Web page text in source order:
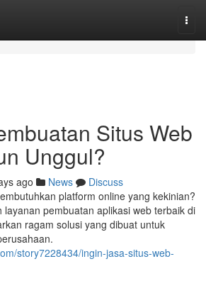
Situs Web
Unggul?
ago News
Discuss
platform online yang kekinian?
layanan pembuatan aplikasi web terbaik di
ragam solusi yang dibuat untuk
story7228434/ingin-jasa-situs-web-